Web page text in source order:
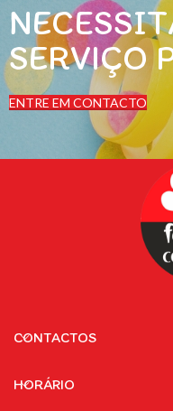
SERVIÇO
ENTRE EM CONTACTO
CONTACTOS
HORÁRIO